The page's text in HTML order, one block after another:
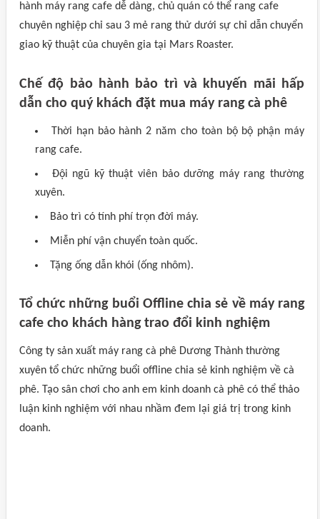
hành máy rang cafe dễ dàng, chủ quán có thể rang cafe
chuyên nghiệp chỉ sau 3 mẻ rang thử dưới sự chỉ dẫn chuyển
giao kỹ thuật của chuyên gia tại Mars Roaster.
Chế độ bảo hành bảo trì và khuyến mãi hấp
dẫn cho quý khách đặt mua máy rang cà phê
Thời hạn bảo hành 2 năm cho toàn bộ bộ phận máy
rang cafe.
Đội ngũ kỹ thuật viên bảo dưỡng máy rang thường
xuyên.
Bảo trì có tính phí trọn đời máy.
Miễn phí vận chuyển toàn quốc.
Tặng ống dẫn khói (ống nhôm).
Tổ chức những buổi Offline chia sẻ về máy rang
cafe cho khách hàng trao đổi kinh nghiệm
Công ty sản xuất máy rang cà phê Dương Thành thường
xuyên tổ chức những buổi offline chia sẻ kinh nghiệm về cà
phê. Tạo sân chơi cho anh em kinh doanh cà phê có thể thảo
luận kinh nghiệm với nhau nhầm đem lại giá trị trong kinh
doanh.